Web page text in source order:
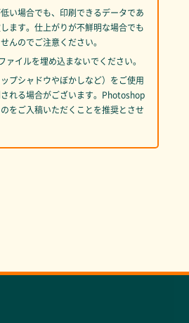
い場合でも、印刷できるデータであ
ます。仕上がりが不鮮明な場合でも
んのでご注意ください。
ァイルを埋め込まないでください。
プシャドウやぼかしなど）をご使用
れる場合がございます。Photoshop
をご入稿いただくことを推奨とさせ